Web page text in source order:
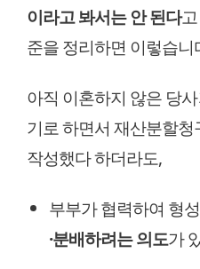
이라고 봐서는 안 된다
준을 정리하면 이렇습니
아직 이혼하지 않은 당
기로 하면서 재산분할
작성했다 하더라도,
부부가 협력하여 형
·분배하려는 의도가